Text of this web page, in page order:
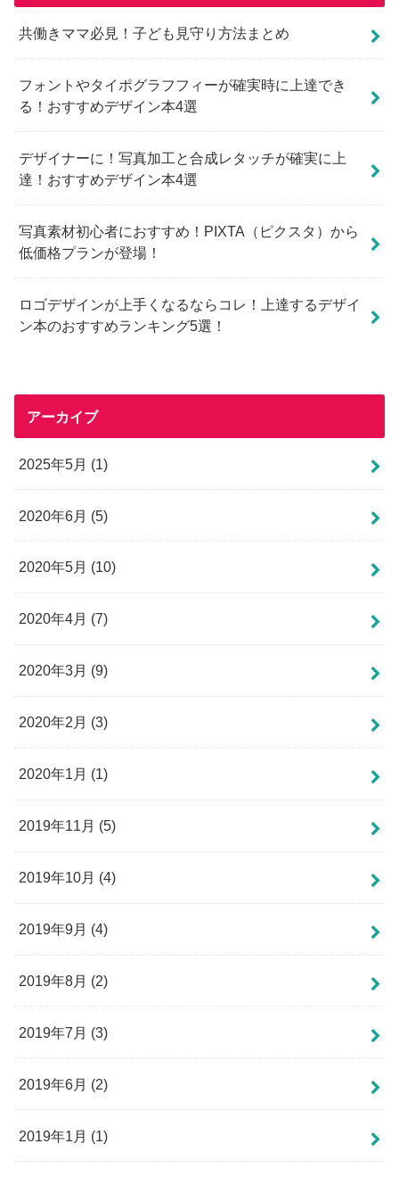
共働きママ必見！子ども見守り方法まとめ
フォントやタイポグラフフィーが確実時に上達でき
る！おすすめデザイン本4選
デザイナーに！写真加工と合成レタッチが確実に上
達！おすすめデザイン本4選
写真素材初心者におすすめ！PIXTA（ピクスタ）から
低価格プランが登場！
ロゴデザインが上手くなるならコレ！上達するデザイ
ン本のおすすめランキング5選！
アーカイブ
2025年5月 (1)
2020年6月 (5)
2020年5月 (10)
2020年4月 (7)
2020年3月 (9)
2020年2月 (3)
2020年1月 (1)
2019年11月 (5)
2019年10月 (4)
2019年9月 (4)
2019年8月 (2)
2019年7月 (3)
2019年6月 (2)
2019年1月 (1)